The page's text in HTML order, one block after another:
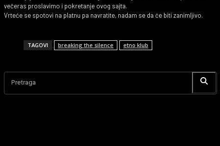
večeras proslavimo i pokretanje ovog sajta.
Vrteće se spotovi na platnu pa navratite, nadam se da će biti zanimljivo.
TAGOVI breaking the silence etno klub
Pretraga